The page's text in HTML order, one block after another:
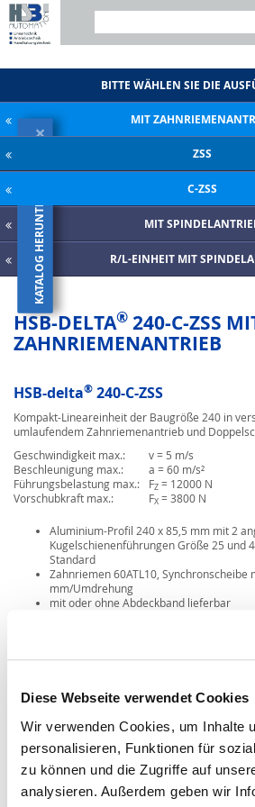
Diese Webseite verwendet Cookies
Wir verwenden Cookies, um Inhalte
personalisieren, Funktionen für
zu können und die Zugriffe auf
analysieren. Außerdem geben wir
×
KATALOG HERUNTERLADEN
BITTE WÄHLEN SIE DIE
MIT
ZSS
C-ZSS
MIT
R/L-EINHEIT MIT
HSB-DELTA® 240-C-ZSS
ZAHNRIEMENANTRIEB
HSB-delta® 240-C-ZSS
Kompakt-Lineareinheit der Baugröße 240 in
umlaufendem Zahnriemenantrieb und
Geschwindigkeit max.:
v = 5 m/s
Beschleunigung max.:
a = 60 m/s²
Führungsbelastung max.:
FZ = 12000 N
Vorschubkraft max.:
FX = 3800 N
Aluminium-Profil 240 x 85,5 mm mit 2
Kugelschienenführungen Größe 25 und
Standard
Zahnriemen 60ATL10, Synchronscheibe
mm/Umdrehung
mit oder ohne Abdeckband lieferbar